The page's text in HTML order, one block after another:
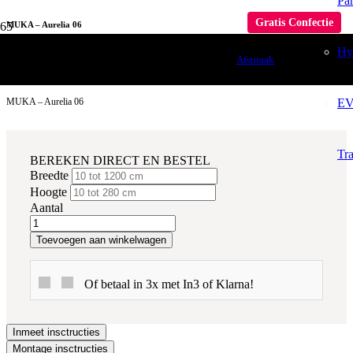
Afspraak
MUKA – Aurelia 06
MUKA – Aurelia 06
Gratis Confectie
BEREKEN DIRECT EN BESTEL
Breedte
Hoogte
Aantal
Toevoegen aan winkelwagen
Of betaal in 3x met In3 of Klarna!
Inmeet insctructies
Montage insctructies